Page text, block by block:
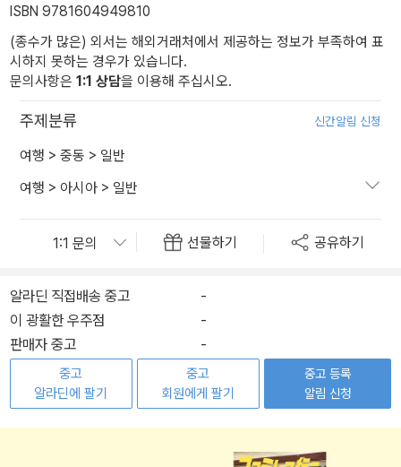
ISBN 9781604949810
(종수가 많은) 외서는 해외거래처에서 제공하는 정보가 부족하여 표
시하지 못하는 경우가 있습니다.
문의사항은 1:1 상담을 이용해 주십시오.
주제분류 신간알림 신청
여행 > 중동 > 일반
여행 > 아시아 > 일반
선물하기 공유하기
알라딘 직접배송 중고
-
이 광활한 우주점
-
판매자 중고
-
중고
알라딘에 팔기
중고
회원에게 팔기
중고 등록
알림 신청